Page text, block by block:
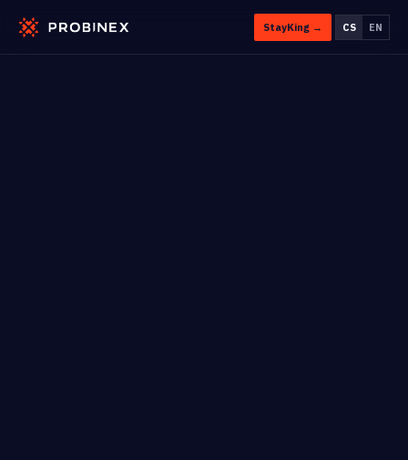
StayKing → CS EN